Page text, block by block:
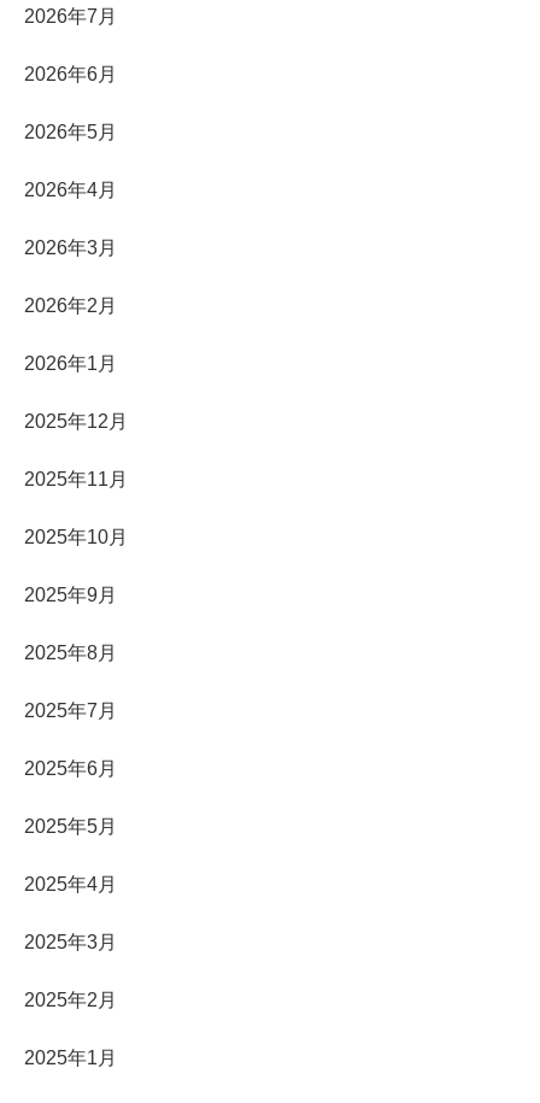
2026年7月
2026年6月
2026年5月
2026年4月
2026年3月
2026年2月
2026年1月
2025年12月
2025年11月
2025年10月
2025年9月
2025年8月
2025年7月
2025年6月
2025年5月
2025年4月
2025年3月
2025年2月
2025年1月